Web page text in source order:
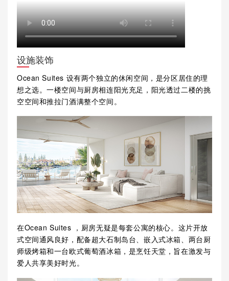
设施装饰
Ocean Suites 设有两个独立的休闲空间，是分区居住的理
想之选。一楼空间与厨房相连阳光充足，阳光透过二楼的挑
空空间和推拉门酒满整个空间。
在Ocean Suites ，厨房无疑是每套公寓的核心。这片开放
式空间通风良好，配备超大石制岛台、嵌入式冰箱、两台厨
师级烤箱和一台欧式葡萄酒冰箱，是烹饪天堂，旨在激发与
爱人共享美好时光。